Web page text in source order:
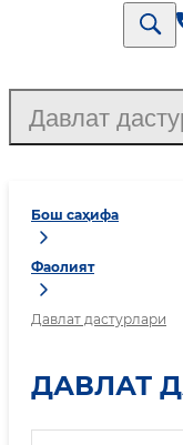
Бош саҳифа
Фаолият
Давлат дастурлари
ДАВЛАТ
Давлат